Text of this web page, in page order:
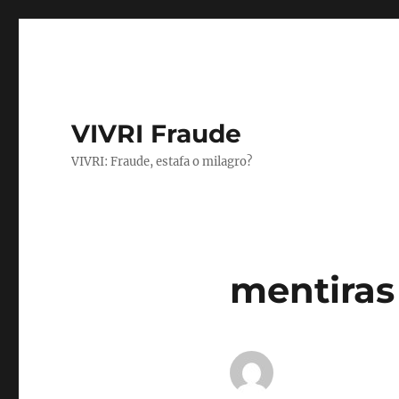
VIVRI Fraude
VIVRI: Fraude, estafa o milagro?